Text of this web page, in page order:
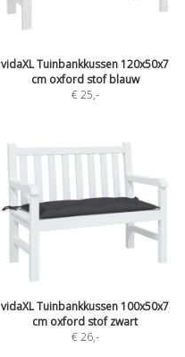
vidaXL Tuinbankkussen 120x50x7
cm oxford stof blauw
€ 25,-
vidaXL Tuinbankkussen 100x50x7
cm oxford stof zwart
€ 26,-